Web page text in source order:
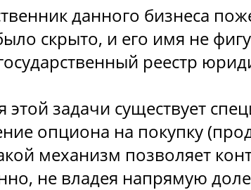
данного бизнеса
скрыто, и его имя не
реестр
задачи существует
опциона на покупку
механизм позволяет
не владея напрямую